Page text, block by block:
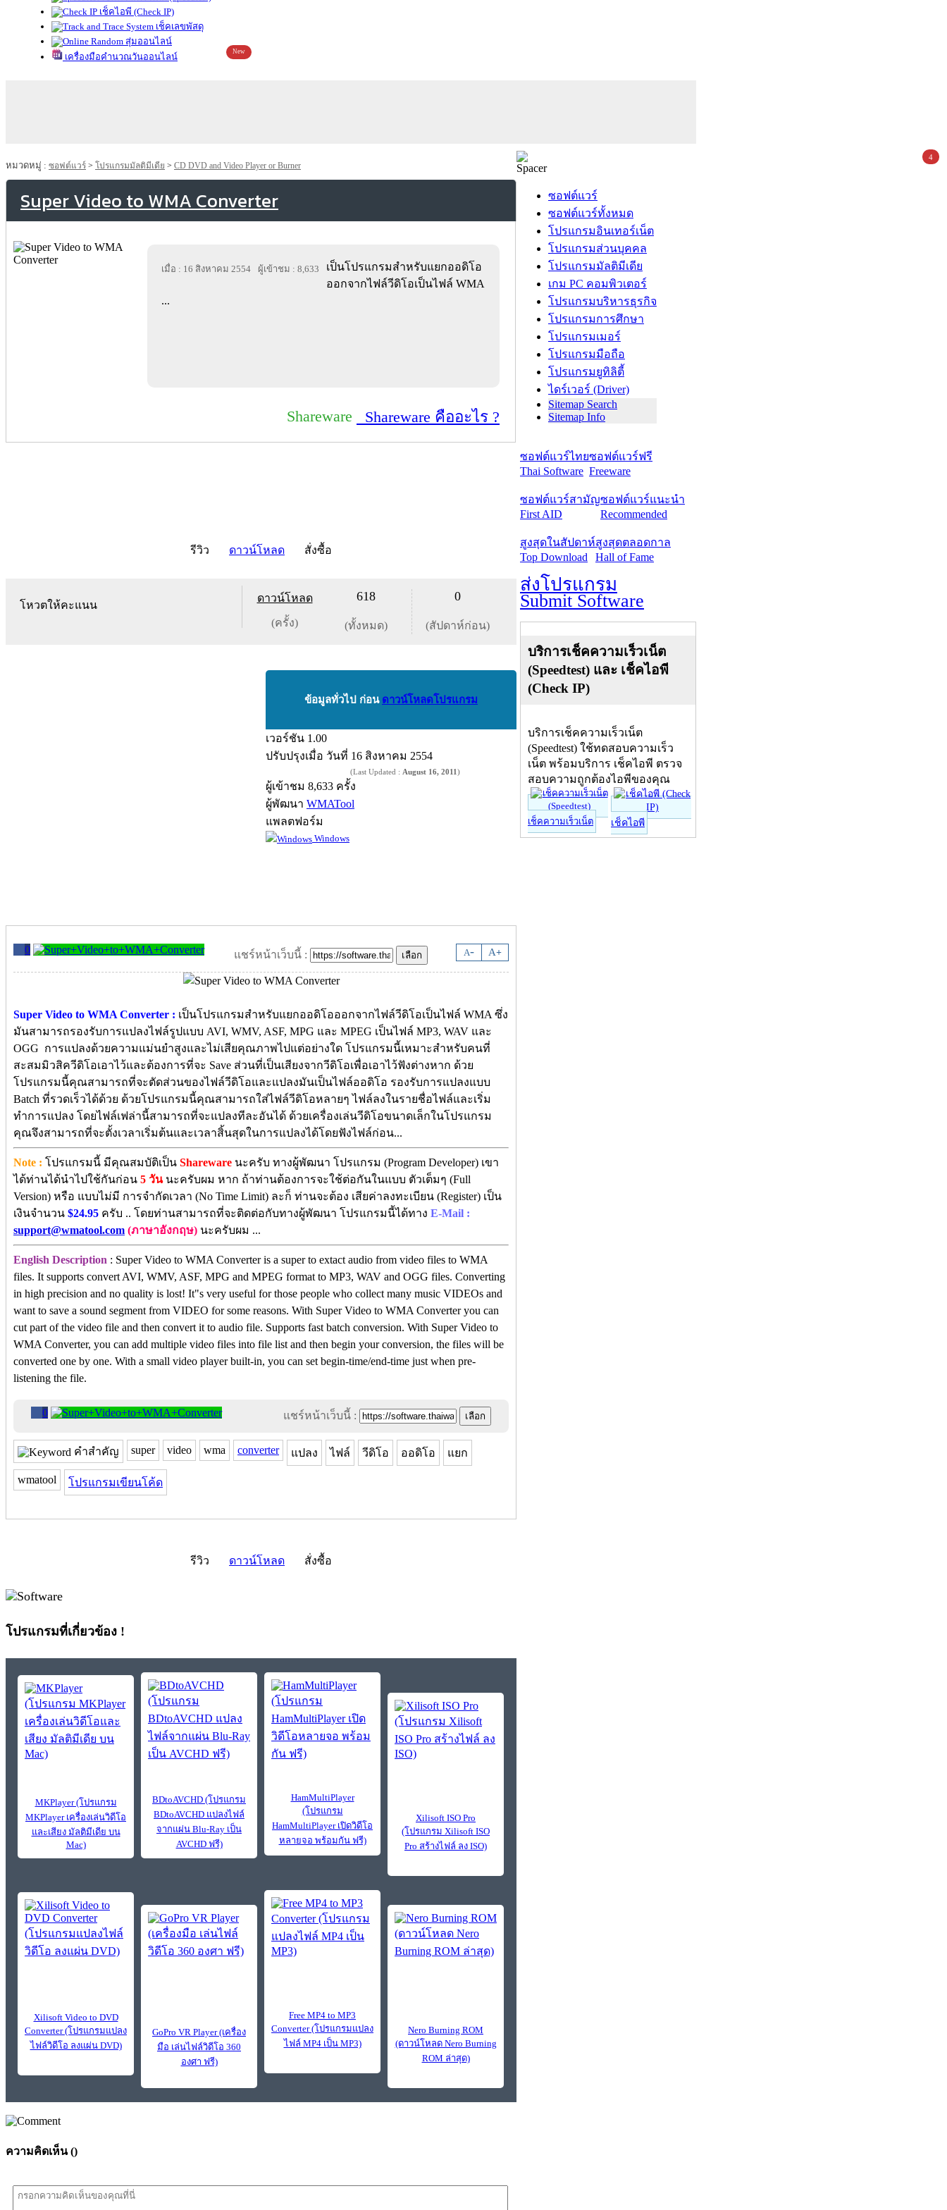
เช็คไอพี (Check IP)
เช็คเลขพัสดุ
สุ่มออนไลน์
เครื่องมือคำนวณวันออนไลน์
New
หมวดหมู่ : ซอฟต์แวร์ > โปรแกรมมัลติมีเดีย > CD DVD and Video Player or Burner
Super Video to WMA Converter
เมื่อ : 16 สิงหาคม 2554 ผู้เข้าชม : 8,633
เป็นโปรแกรมสำหรับแยกออดิโอ
ออกจากไฟล์วีดิโอเป็นไฟล์ WMA
...
Shareware Shareware คืออะไร ?
รีวิว ดาวน์โหลด สั่งซื้อ
โหวตให้คะแนน
ดาวน์โหลด
(ครั้ง)
618
(ทั้งหมด)
0
(สัปดาห์ก่อน)
ข้อมูลทั่วไป ก่อน ดาวน์โหลดโปรแกรม
เวอร์ชัน 1.00
ปรับปรุงเมื่อ วันที่ 16 สิงหาคม 2554
(Last Updated : August 16, 2011)
ผู้เข้าชม 8,633 ครั้ง
ผู้พัฒนา WMATool
แพลตฟอร์ม
Windows
0 A- A+
แชร์หน้าเว็บนี้ :
Super Video to WMA Converter : เป็นโปรแกรมสำหรับแยกออดิโอออกจากไฟล์วีดิโอเป็นไฟล์ WMA ซึ่ง
มันสามารถรองรับการแปลงไฟล์รูปแบบ AVI, WMV, ASF, MPG และ MPEG เป็นไฟล์ MP3, WAV และ
OGG การแปลงด้วยความแม่นยำสูงและไม่เสียคุณภาพไปแต่อย่างใด โปรแกรมนี้เหมาะสำหรับคนที่
สะสมมิวสิควีดิโอเอาไว้และต้องการที่จะ Save ส่วนที่เป็นเสียงจากวีดิโอเพื่อเอาไว้ฟังต่างหาก ด้วย
โปรแกรมนี้คุณสามารถที่จะตัดส่วนของไฟล์วีดิโอและแปลงมันเป็นไฟล์ออดิโอ รองรับการแปลงแบบ
Batch ที่รวดเร็วได้ด้วย ด้วยโปรแกรมนี้คุณสามารถใส่ไฟล์วีดิโอหลายๆ ไฟล์ลงในรายชื่อไฟล์และเริ่ม
ทำการแปลง โดยไฟล์เฟล่านี้สามารถที่จะแปลงทีละอันได้ ด้วยเครื่องเล่นวีดิโอขนาดเล็กในโปรแกรม
คุณจึงสามารถที่จะตั้งเวลาเริ่มต้นและเวลาสิ้นสุดในการแปลงได้โดยฟังไฟล์ก่อน...
Note : โปรแกรมนี้ มีคุณสมบัติเป็น Shareware นะครับ ทางผู้พัฒนา โปรแกรม (Program Developer) เขา
ได้ท่านได้นำไปใช้กันก่อน 5 วันนะครับผม หาก ถ้าท่านต้องการจะใช้ต่อกันในแบบ ตัวเต็มๆ (Full
Version) หรือ แบบไม่มี การจำกัดเวลา (No Time Limit) ละก็ ท่านจะต้อง เสียค่าลงทะเบียน (Register) เป็น
เงินจำนวน $24.95 ครับ .. โดยท่านสามารถที่จะติดต่อกับทางผู้พัฒนา โปรแกรมนี้ได้ทาง E-Mail :
support@wmatool.com (ภาษาอังกฤษ) นะครับผม ...
English Description : Super Video to WMA Converter is a super to extact audio from video files to WMA
files. It supports convert AVI, WMV, ASF, MPG and MPEG format to MP3, WAV and OGG files. Converting
in high precision and no quality is lost! It"s very useful for those people who collect many music VIDEOs and
want to save a sound segment from VIDEO for some reasons. With Super Video to WMA Converter you can
cut part of the video file and then convert it to audio file. Supports fast batch conversion. With Super Video to
WMA Converter, you can add multiple video files into file list and then begin your conversion, the files will be
converted one by one. With a small video player built-in, you can set begin-time/end-time just when pre-
listening the file.
0 แชร์หน้าเว็บนี้ :
คำสำคัญ super video wma converter แปลง ไฟล์ วีดิโอ ออดิโอ แยก
wmatool โปรแกรมเขียนโค้ด
รีวิว ดาวน์โหลด สั่งซื้อ
โปรแกรมที่เกี่ยวข้อง !
MKPlayer (โปรแกรม
MKPlayer เครื่องเล่นวิดีโอ
และเสียง มัลติมีเดีย บน
Mac)
BDtoAVCHD (โปรแกรม
BDtoAVCHD แปลงไฟล์
จากแผ่น Blu-Ray เป็น
AVCHD ฟรี)
HamMultiPlayer
(โปรแกรม
HamMultiPlayer เปิดวิดีโอ
หลายจอ พร้อมกัน ฟรี)
Xilisoft ISO Pro
(โปรแกรม Xilisoft ISO
Pro สร้างไฟล์ ลง ISO)
Xilisoft Video to DVD
Converter (โปรแกรมแปลง
ไฟล์วิดีโอ ลงแผ่น DVD)
GoPro VR Player (เครื่อง
มือ เล่นไฟล์วิดีโอ 360
องศา ฟรี)
Free MP4 to MP3
Converter (โปรแกรมแปลง
ไฟล์ MP4 เป็น MP3)
Nero Burning ROM
(ดาวน์โหลด Nero Burning
ROM ล่าสุด)
ความคิดเห็น ()
ซอฟต์แวร์
ซอฟต์แวร์ทั้งหมด
โปรแกรมอินเทอร์เน็ต
โปรแกรมส่วนบุคคล
โปรแกรมมัลติมีเดีย
เกม PC คอมพิวเตอร์
โปรแกรมบริหารธุรกิจ
โปรแกรมการศึกษา
โปรแกรมเมอร์
โปรแกรมมือถือ
โปรแกรมยูทิลิตี้
ไดร์เวอร์ (Driver)
Sitemap Search
Sitemap Info
ซอฟต์แวร์ไทย
Thai Software
ซอฟต์แวร์ฟรี
Freeware
ซอฟต์แวร์สามัญ
First AID
ซอฟต์แวร์แนะนำ
Recommended
สูงสุดในสัปดาห์
Top Download
สูงสุดตลอดกาล
Hall of Fame
ส่งโปรแกรม
Submit Software
บริการเช็คความเร็วเน็ต
(Speedtest) และ เช็คไอพี
(Check IP)
บริการเช็คความเร็วเน็ต
(Speedtest) ใช้ทดสอบความเร็ว
เน็ต พร้อมบริการ เช็คไอพี ตรวจ
สอบความถูกต้องไอพีของคุณ
เช็คความเร็วเน็ต เช็คไอพี
4